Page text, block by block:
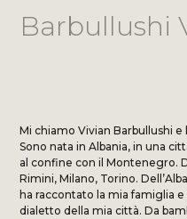
Barbullushi
Mi chiamo Vivian Barbullushi
Sono nata in Albania, in una
al confine con il Montenegro.
Rimini, Milano, Torino.
ha raccontato la mia famiglia
dialetto della mia città. Da